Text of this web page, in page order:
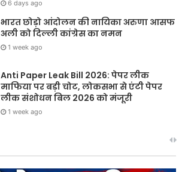
6 days ago
भारत छोड़ो आंदोलन की नायिका अरुणा आसफ
अली को दिल्ली कांग्रेस का नमन
1 week ago
Anti Paper Leak Bill 2026: पेपर लीक
माफिया पर बड़ी चोट, लोकसभा से एंटी पेपर
लीक संशोधन बिल 2026 को मंजूरी
1 week ago